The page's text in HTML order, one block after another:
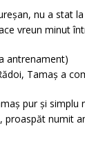
nu a stat
vreun minut
antrenament)
Tamaș a
pur și simplu
proaspăt numit